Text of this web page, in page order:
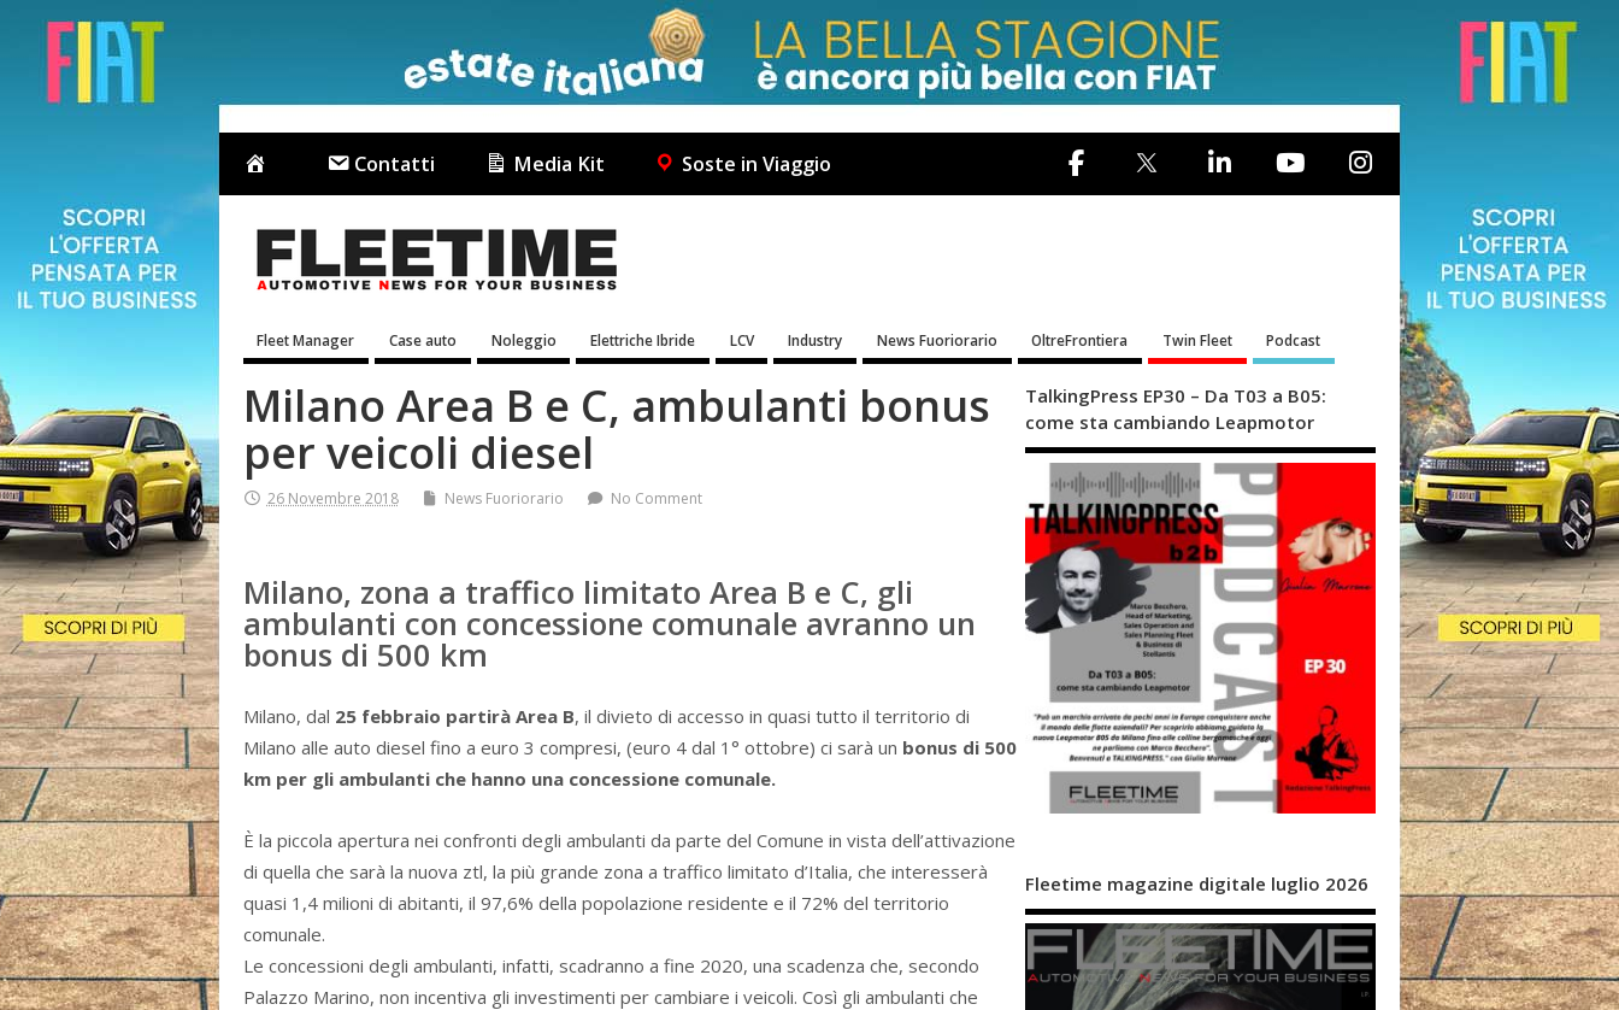
Contatti Media Kit Soste in Viaggio
Fleet Manager Case auto Noleggio Elettriche Ibride LCV Industry News Fuoriorario OltreFrontiera Twin Fleet Podcast
Milano Area B e C, ambulanti bonus
per veicoli diesel
26 Novembre 2018 News Fuoriorario No Comment
Milano, zona a traffico limitato Area B e C, gli
ambulanti con concessione comunale avranno un
bonus di 500 km
Milano, dal 25 febbraio partirà Area B, il divieto di accesso in quasi tutto il territorio di
Milano alle auto diesel fino a euro 3 compresi, (euro 4 dal 1° ottobre) ci sarà un bonus di 500
km per gli ambulanti che hanno una concessione comunale.
È la piccola apertura nei confronti degli ambulanti da parte del Comune in vista dell’attivazione
di quella che sarà la nuova ztl, la più grande zona a traffico limitato d’Italia, che interesserà
quasi 1,4 milioni di abitanti, il 97,6% della popolazione residente e il 72% del territorio
comunale.
Le concessioni degli ambulanti, infatti, scadranno a fine 2020, una scadenza che, secondo
Palazzo Marino, non incentiva gli investimenti per cambiare i veicoli. Così gli ambulanti che
TalkingPress EP30 – Da T03 a B05:
come sta cambiando Leapmotor
Fleetime magazine digitale luglio 2026